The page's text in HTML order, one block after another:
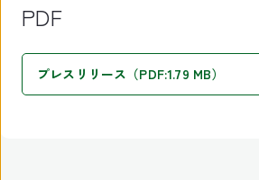
PDF
プレスリリース（PDF:1.79 MB）